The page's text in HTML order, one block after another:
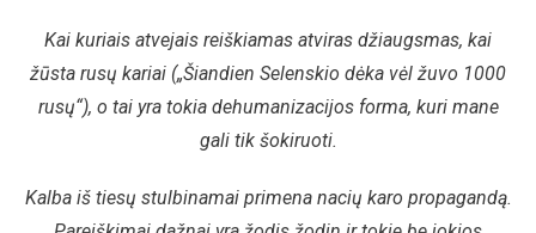
Kai kuriais atvejais reiškiamas atviras džiaugsmas, kai
žūsta rusų kariai („Šiandien Selenskio dėka vėl žuvo 1000
rusų“), o tai yra tokia dehumanizacijos forma, kuri mane
gali tik šokiruoti.
Kalba iš tiesų stulbinamai primena nacių karo propagandą.